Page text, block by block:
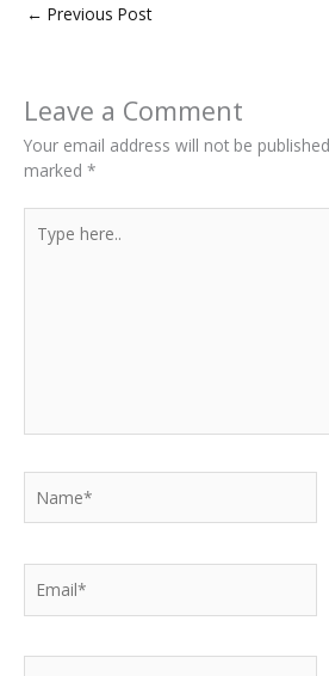
← Previous Post
Leave a Comment
Your email address will not be
marked *
here..